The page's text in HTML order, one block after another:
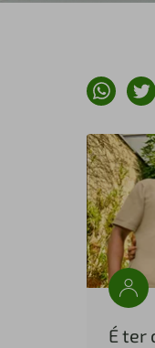
É ter